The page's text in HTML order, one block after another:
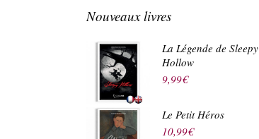
Nouveaux livres
La Légende de Sleepy
Hollow
9,99€
Le Petit Héros
10,99€